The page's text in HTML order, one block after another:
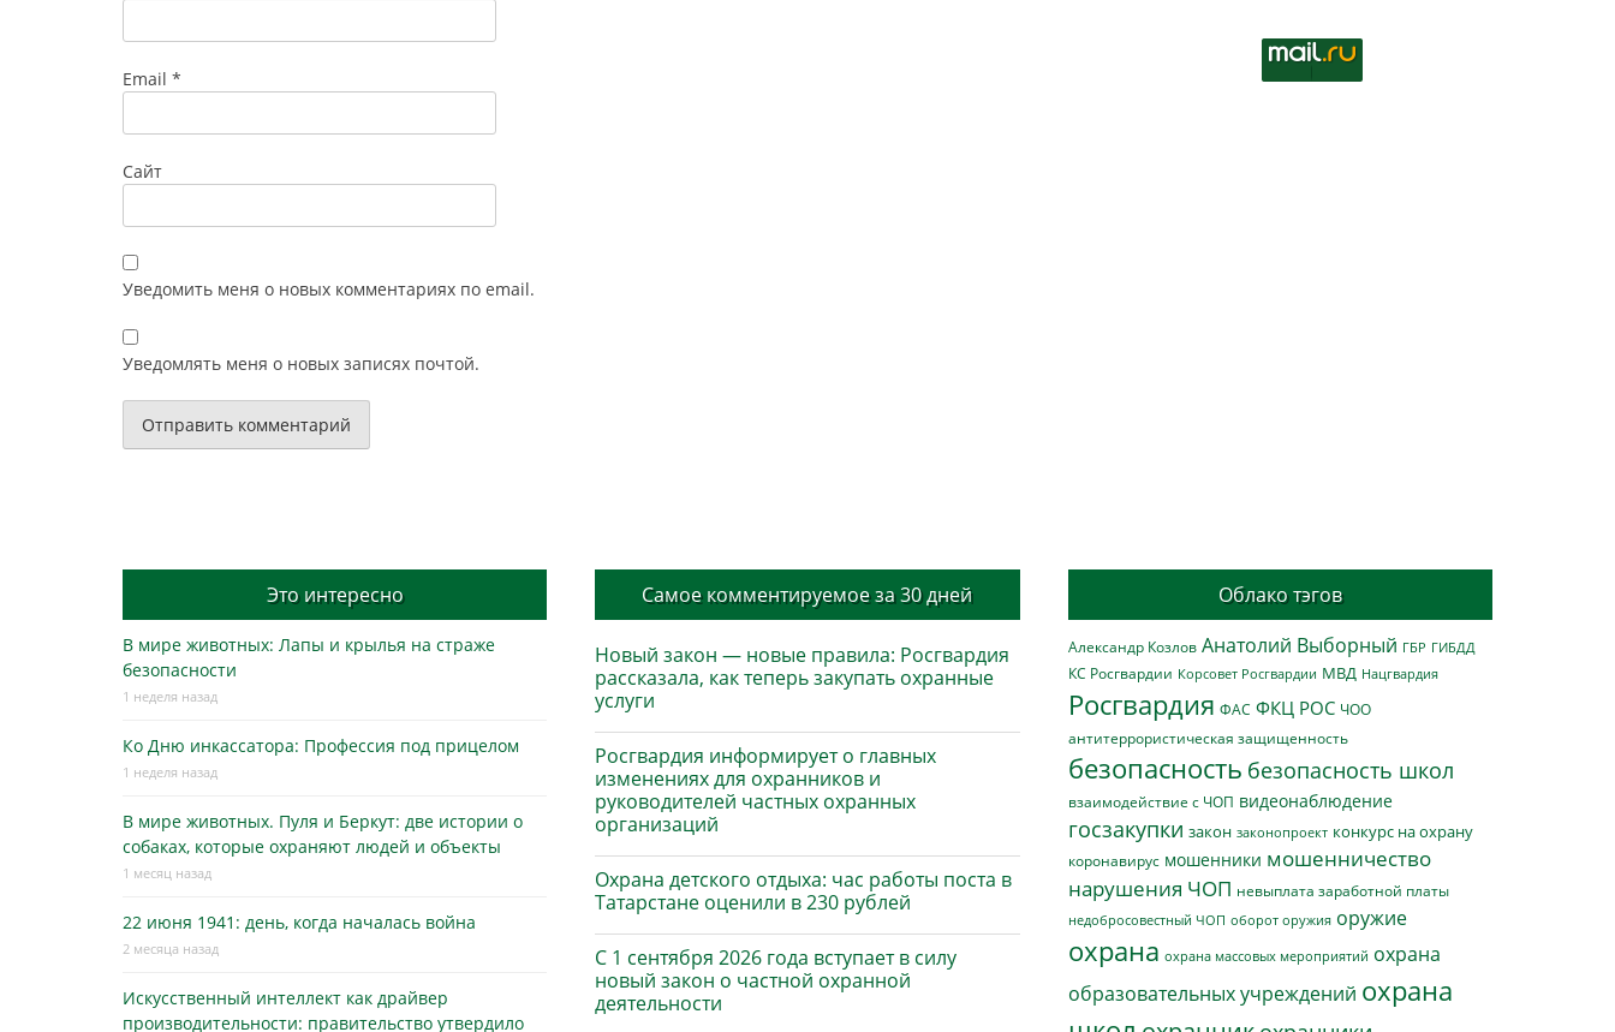
Email *
Сайт
Уведомить меня о новых комментариях по email.
Уведомлять меня о новых записях почтой.
Это интересно
В мире животных: Лапы и крылья на страже
безопасности
1 неделя назад
Ко Дню инкассатора: Профессия под прицелом
1 неделя назад
В мире животных. Пуля и Беркут: две истории о
собаках, которые охраняют людей и объекты
1 месяц назад
22 июня 1941: день, когда началась война
2 месяца назад
Искусственный интеллект как драйвер
производительности: правительство утвердило
Самое комментируемое за 30 дней
Новый закон — новые правила: Росгвардия
рассказала, как теперь закупать охранные
услуги
Росгвардия информирует о главных
изменениях для охранников и
руководителей частных охранных
организаций
Охрана детского отдыха: час работы поста в
Татарстане оценили в 230 рублей
С 1 сентября 2026 года вступает в силу
новый закон о частной охранной
деятельности
Облако тэгов
Александр Козлов Анатолий Выборный ГБР ГИБДД
КС Росгвардии Корсовет Росгвардии МВД Нацгвардия
Росгвардия ФАС ФКЦ РОС ЧОО
антитеррористическая защищенность
безопасность безопасность школ
взаимодействие с ЧОП видеонаблюдение
госзакупки закон законопроект конкурс на охрану
коронавирус мошенники мошенничество
нарушения ЧОП невыплата заработной платы
недобросовестный ЧОП оборот оружия оружие
охрана охрана массовых мероприятий охрана
образовательных учреждений охрана